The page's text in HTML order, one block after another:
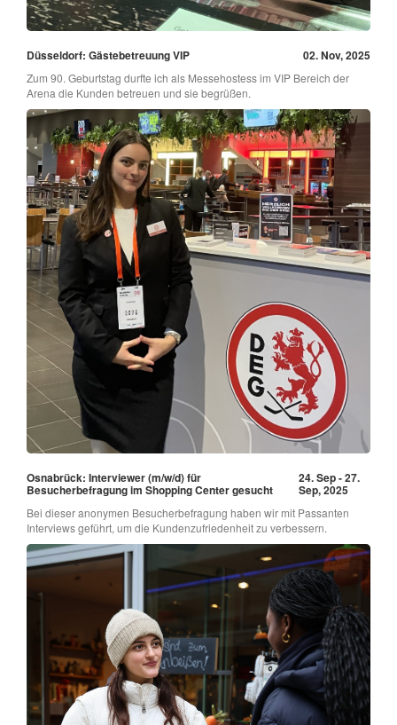
Düsseldorf: Gästebetreuung VIP 02. Nov, 2025
Zum 90. Geburtstag durfte ich als Messehostess im VIP Bereich der
Arena die Kunden betreuen und sie begrüßen.
Osnabrück: Interviewer (m/w/d) für
Besucherbefragung im Shopping Center gesucht
24. Sep - 27.
Sep, 2025
Bei dieser anonymen Besucherbefragung haben wir mit Passanten
Interviews geführt, um die Kundenzufriedenheit zu verbessern.